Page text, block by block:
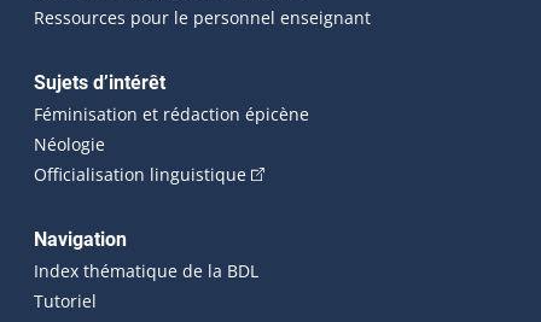
Ressources pour le personnel enseignant
Sujets d’intérêt
Féminisation et rédaction épicène
Néologie
Officialisation linguistique(Cet hyperlien externe s'ouvrira
Navigation
Index thématique de la BDL
Tutoriel